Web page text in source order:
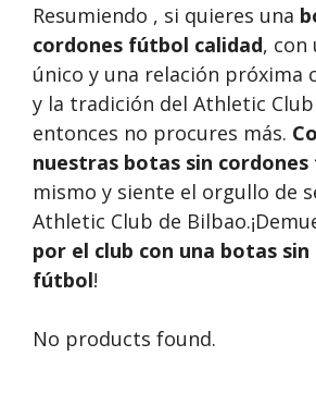
Resumiendo , si quieres una
cordones fútbol calidad, con
único y una relación próxima
y la tradición del Athletic
entonces no procures más.
nuestras botas sin
mismo y siente el orgullo de
Athletic Club de
por el club con una botas
fútbol!
No products found.